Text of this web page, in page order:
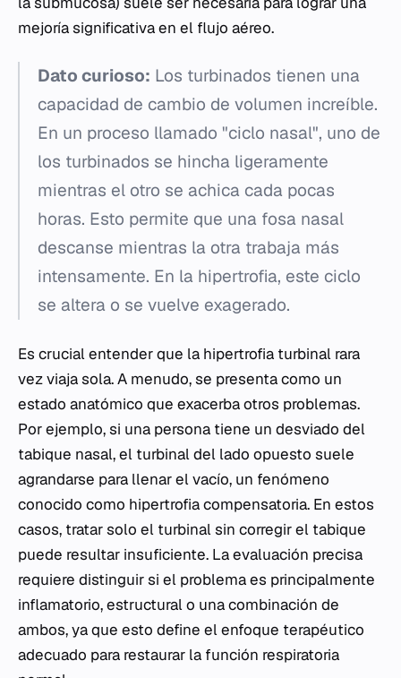
mejoría significativa en el flujo aéreo.
Dato curioso: Los turbinados tienen una
capacidad de cambio de volumen increíble.
En un proceso llamado "ciclo nasal", uno de
los turbinados se hincha ligeramente
mientras el otro se achica cada pocas
horas. Esto permite que una fosa nasal
descanse mientras la otra trabaja más
intensamente. En la hipertrofia, este ciclo
se altera o se vuelve exagerado.
Es crucial entender que la hipertrofia turbinal rara
vez viaja sola. A menudo, se presenta como un
estado anatómico que exacerba otros problemas.
Por ejemplo, si una persona tiene un desviado del
tabique nasal, el turbinal del lado opuesto suele
agrandarse para llenar el vacío, un fenómeno
conocido como hipertrofia compensatoria. En estos
casos, tratar solo el turbinal sin corregir el tabique
puede resultar insuficiente. La evaluación precisa
requiere distinguir si el problema es principalmente
inflamatorio, estructural o una combinación de
ambos, ya que esto define el enfoque terapéutico
adecuado para restaurar la función respiratoria